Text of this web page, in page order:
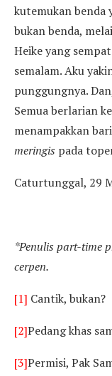
kutemukan benda
bukan benda,
Heike yang
semalam. Aku
punggungnya.
Semua berlarian
menampakkan
meringis pada
Caturtunggal, 29
*Penulis part-time
cerpen.
[1] Cantik, bukan?
[2]Pedang khas
[3]Permisi, Pak